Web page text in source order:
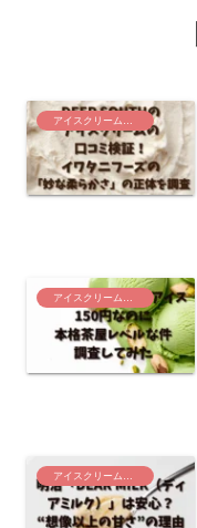
アイスクリーム・お菓子
アイスクリーム・お菓子